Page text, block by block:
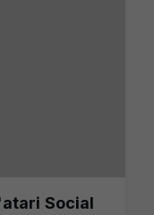
Social